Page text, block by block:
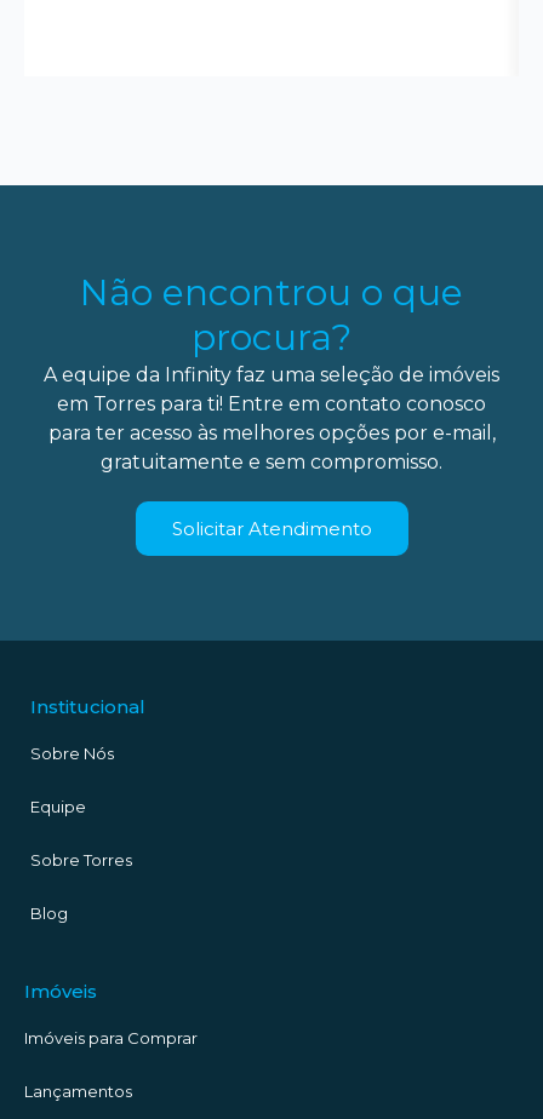
Não encontrou o que
procura?
A equipe da Infinity faz uma seleção de imóveis
em Torres para ti! Entre em contato conosco
para ter acesso às melhores opções por e-mail,
gratuitamente e sem compromisso.
Solicitar Atendimento
Institucional
Sobre Nós
Equipe
Sobre Torres
Blog
Imóveis
Imóveis para Comprar
Lançamentos